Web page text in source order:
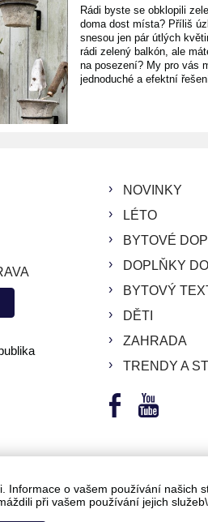
Rádi byste se obklopili
doma dost místa? Příliš
snesou jen pár útlých
rádi zelený balkón, ale
na posezení? My pro vás
jednoduché a efektní
NOVINKY
LÉTO
BYTOVÉ
DOPLŇKY
BYTOVÝ
DĚTI
ZAHRADA
TRENDY A
o vašem používání našich
při vašem používání jejich